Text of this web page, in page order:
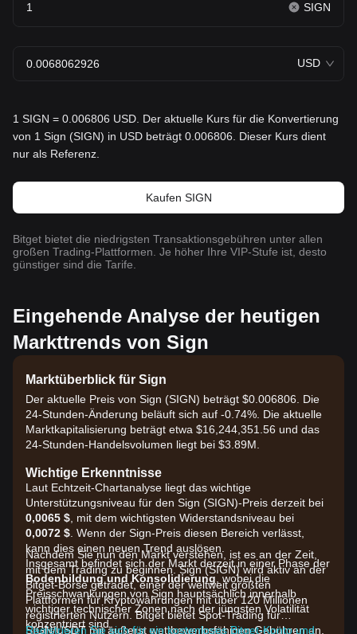
SIGN
USD
1 SIGN = 0.006806 USD. Der aktuelle Kurs für die Konvertierung
von 1 Sign (SIGN) in USD beträgt 0.006806. Dieser Kurs dient
nur als Referenz.
Kaufen SIGN
Bitget bietet die niedrigsten Transaktionsgebühren unter allen
großen Trading-Plattformen. Je höher Ihre VIP-Stufe ist, desto
günstiger sind die Tarife.
Eingehende Analyse der heutigen
Markttrends von Sign
Marktüberblick für Sign
Der aktuelle Preis von Sign (SIGN) beträgt $0.006806. Die
24-Stunden-Änderung beläuft sich auf -0.74%. Die aktuelle
Marktkapitalisierung beträgt etwa $16,244,351.56 und das
24-Stunden-Handelsvolumen liegt bei $3.89M.
Wichtige Erkenntnisse
Laut Echtzeit-Chartanalyse liegt das wichtige
Unterstützungsniveau für den Sign (SIGN)-Preis derzeit bei
0,0065 $ , mit dem wichtigsten Widerstandsniveau bei
0,0072 $ . Wenn der Sign-Preis diesen Bereich verlässt,
kann dies einen neuen Trend auslösen.
Insgesamt befindet sich der Markt derzeit in einer Phase der
Bodenbildung und Konsolidierung , wobei die
Preisschwankungen von Sign hauptsächlich innerhalb
wichtiger technischer Zonen nach der jüngsten Volatilität
konzentriert sind.
Nachdem Sie nun den Markt verstehen, ist es an der Zeit,
mit dem Trading zu beginnen. Sign (SIGN) wird aktiv an der
Bitget-Börse getradet, einer der weltweit größten
Plattformen für Kryptowährungen mit über 120 Millionen
registrierten Nutzern. Bitget bietet Spot-Trading für
SIGN/USDT mit äußerst wettbewerbsfähigen Gebühren an,
Registrieren Sie sich für ein kostenloses Bitget-Konto und